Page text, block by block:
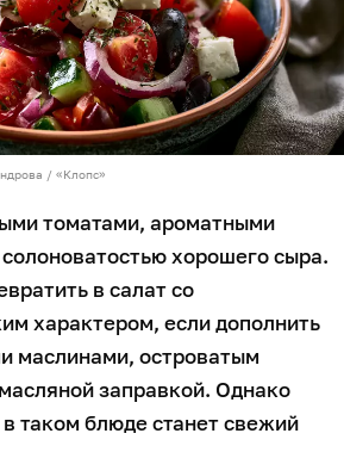
/ «Клопс»
томатами, ароматными
хорошего сыра.
в салат со
характером, если дополнить
маслинами, островатым
заправкой. Однако
таком блюде станет свежий